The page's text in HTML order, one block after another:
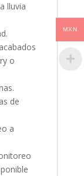
lluvia
o
de
a
MXN